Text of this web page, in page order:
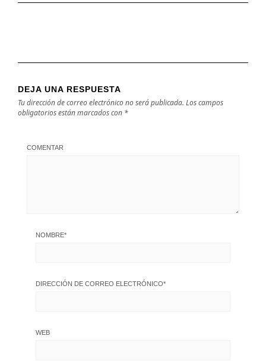
DEJA UNA RESPUESTA
Tu dirección de correo electrónico no será publicada. Los campos
obligatorios están marcados con *
COMENTAR
NOMBRE*
DIRECCIÓN DE CORREO ELECTRÓNICO*
WEB